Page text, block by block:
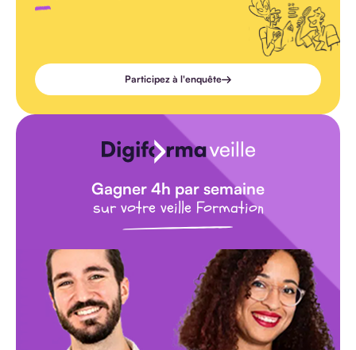
Participez à l'enquête
Gagner 4h par semaine
sur votre veille Formation